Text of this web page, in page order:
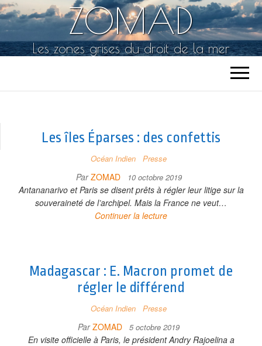
ZOMAD
Les zones grises du droit de la mer
Les îles Éparses : des confettis
Océan Indien Presse
ParZOMAD 10 octobre 2019
Antananarivo et Paris se disent prêts à régler leur litige sur la
souveraineté de l’archipel. Mais la France ne veut…
Continuer la lecture
Madagascar : E. Macron promet de
régler le différend
Océan Indien Presse
ParZOMAD 5 octobre 2019
En visite officielle à Paris, le président Andry Rajoelina a